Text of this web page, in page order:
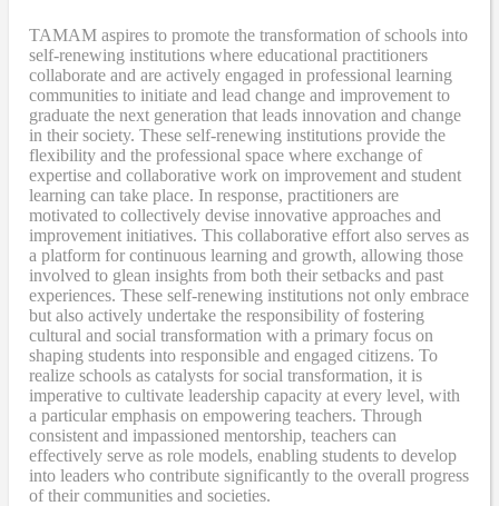
TAMAM aspires to promote the transformation of schools into
self-renewing institutions where educational practitioners
collaborate and are actively engaged in professional learning
communities to initiate and lead change and improvement to
graduate the next generation that leads innovation and change
in their society. These self-renewing institutions provide the
flexibility and the professional space where exchange of
expertise and collaborative work on improvement and student
learning can take place. In response, practitioners are
motivated to collectively devise innovative approaches and
improvement initiatives. This collaborative effort also serves as
a platform for continuous learning and growth, allowing those
involved to glean insights from both their setbacks and past
experiences. These self-renewing institutions not only embrace
but also actively undertake the responsibility of fostering
cultural and social transformation with a primary focus on
shaping students into responsible and engaged citizens. To
realize schools as catalysts for social transformation, it is
imperative to cultivate leadership capacity at every level, with
a particular emphasis on empowering teachers. Through
consistent and impassioned mentorship, teachers can
effectively serve as role models, enabling students to develop
into leaders who contribute significantly to the overall progress
of their communities and societies.